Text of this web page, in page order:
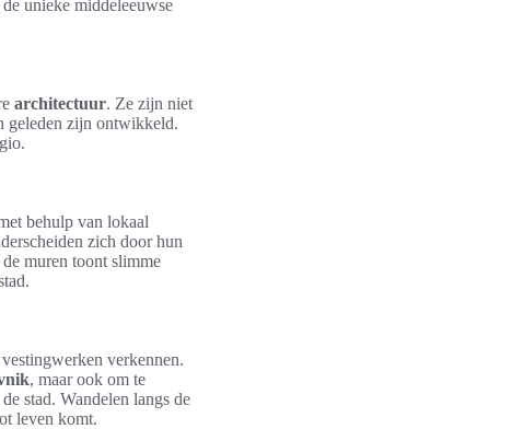
de unieke middeleeuwse
architectuur. Ze zijn niet
geleden zijn ontwikkeld.
behulp van lokaal
zich door hun
muren toont slimme
verkennen.
, maar ook om te
stad. Wandelen langs de
leven komt.